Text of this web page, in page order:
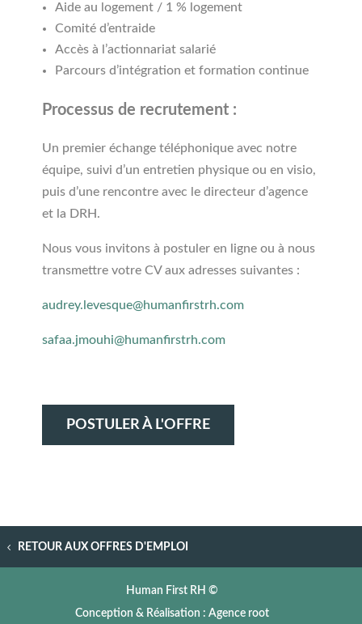
Aide au logement / 1 % logement
Comité d’entraide
Accès à l’actionnariat salarié
Parcours d’intégration et formation continue
Processus de recrutement :
Un premier échange téléphonique avec notre
équipe, suivi d’un entretien physique ou en visio,
puis d’une rencontre avec le directeur d’agence
et la DRH.
Nous vous invitons à postuler en ligne ou à nous
transmettre votre CV aux adresses suivantes :
audrey.levesque@humanfirstrh.com
safaa.jmouhi@humanfirstrh.com
POSTULER À L'OFFRE
RETOUR AUX OFFRES D'EMPLOI
Human First RH ©
Conception & Réalisation : Agence root